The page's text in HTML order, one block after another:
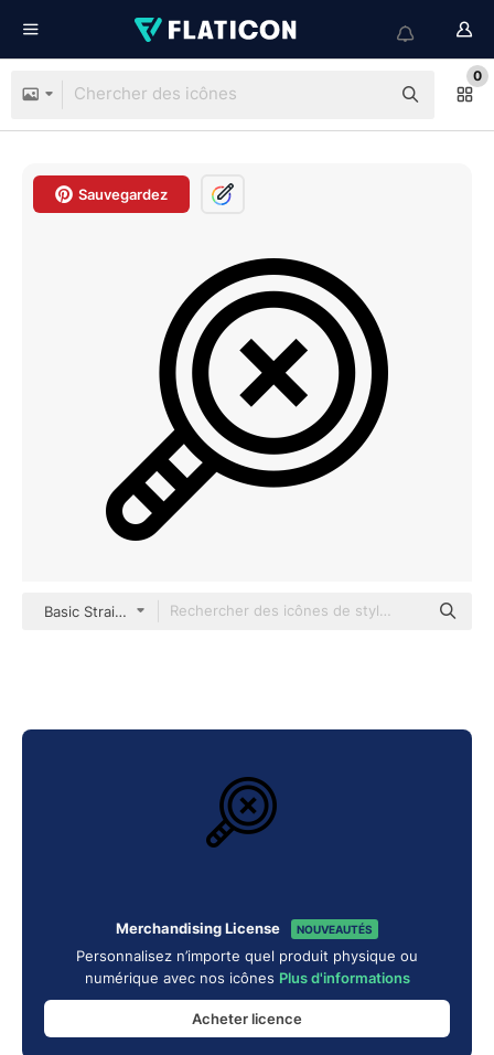
0
Sauvegardez
Basic Straight Lineal
Merchandising License NOUVEAUTÉS
Personnalisez n’importe quel produit physique ou
numérique avec nos icônes Plus d'informations
Acheter licence